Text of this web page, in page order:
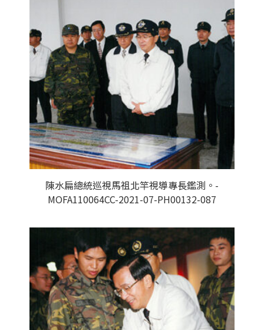
陳水扁總統巡視馬祖北竿視導專長鑑測。-
MOFA110064CC-2021-07-PH00132-087